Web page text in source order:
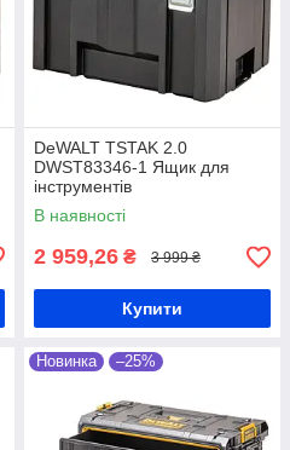
DeWALT TSTAK 2.0
DWST83346-1 Ящик для
інструментів
В наявності
2 959,26 ₴ 3 999 ₴
Купити
Новинка –25%